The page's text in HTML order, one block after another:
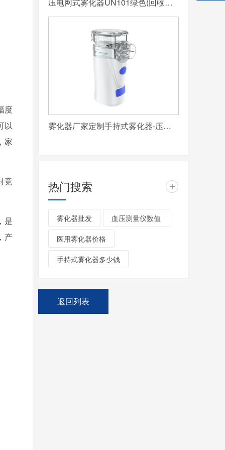
度
以
家
竞
是
产
雾化器厂家定制手持式雾化器-压电网式雾化器UN400
热门搜索 +
雾化器批发 血压测量仪数值
医用雾化器价格
手持式雾化器多少钱
返回列表